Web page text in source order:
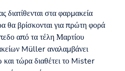
στα φαρμακεία
θα βρίσκονται για πρώτη φορά
από τα τέλη Μαρτίου
Müller αναλαμβάνει
τώρα διαθέτει το Mister